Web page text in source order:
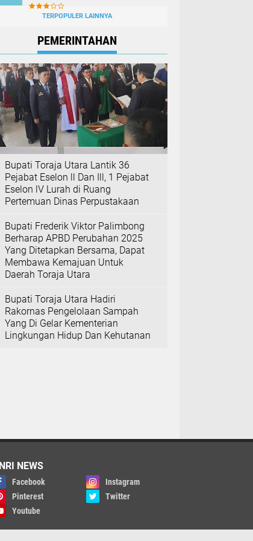
TERPOPULER LAINNYA
PEMERINTAHAN
Bupati Toraja Utara Lantik 36
Pejabat Eselon ll Dan Ill, 1 Pejabat
Eselon lV Lurah di Ruang
Pertemuan Dinas Perpustakaan
Bupati Frederik Viktor Palimbong
Berharap APBD Perubahan 2025
Yang Ditetapkan Bersama, Dapat
Membawa Kemajuan Untuk
Daerah Toraja Utara
Bupati Toraja Utara Hadiri
Rakornas Pengelolaan Sampah
Yang Di Gelar Kementerian
Lingkungan Hidup Dan Kehutanan
NEWS
Facebook
Instagram
Pinterest
Twitter
Youtube